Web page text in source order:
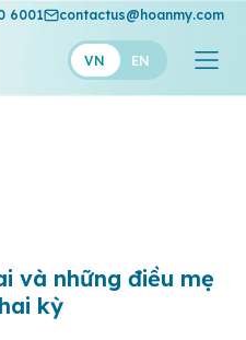
6001 contactus@hoanmy.com
VN EN
Mỹ
và những điều mẹ
kỳ